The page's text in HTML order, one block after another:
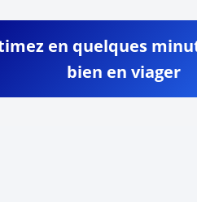
en quelques
bien en viager